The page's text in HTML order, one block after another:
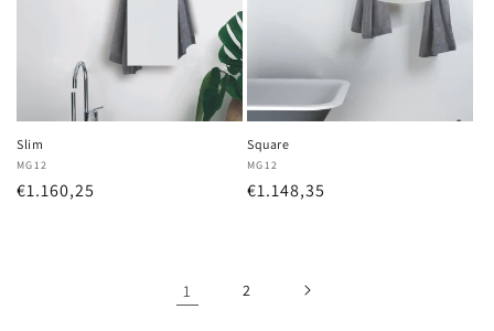
Slim
Anbieter:
MG12
Normaler
€1.160,25
Square
Anbieter:
MG12
Normaler
€1.148,35
1 2